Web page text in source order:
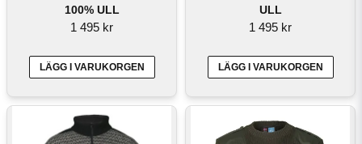
100% ULL
1 495 kr
LÄGG I VARUKORGEN
ULL
1 495 kr
LÄGG I VARUKORGEN